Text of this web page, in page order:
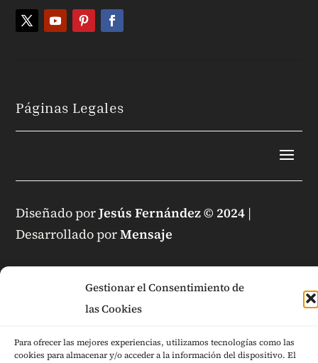
Gestionar el Consentimiento de
las Cookies
Para ofrecer las mejores experiencias, utilizamos tecnologías como las
cookies para almacenar y/o acceder a la información del dispositivo. El
Páginas Legales
Diseñado porJesús Fernández © 2024 |
Desarrollado porMensaje